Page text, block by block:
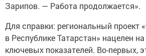
Зарипов. — Работа продолжается».
Для справки: региональный проект
в Республике Татарстан» нацелен
ключевых показателей. Во-первых,